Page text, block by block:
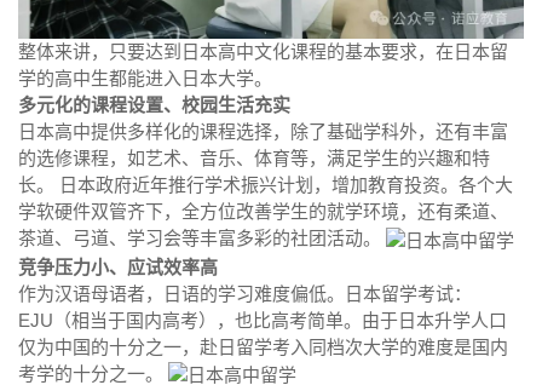
整体来讲，只要达到日本高中文化课程的基本要求，在日本留
学的高中生都能进入日本大学。
多元化的课程设置、校园生活充实
日本高中提供多样化的课程选择，除了基础学科外，还有丰富
的选修课程，如艺术、音乐、体育等，满足学生的兴趣和特
长。 日本政府近年推行学术振兴计划，增加教育投资。各个大
学软硬件双管齐下，全方位改善学生的就学环境，还有柔道、
茶道、弓道、学习会等丰富多彩的社团活动。
竞争压力小、应试效率高
作为汉语母语者，日语的学习难度偏低。日本留学考试：
EJU（相当于国内高考），也比高考简单。由于日本升学人口
仅为中国的十分之一，赴日留学考入同档次大学的难度是国内
考学的十分之一。